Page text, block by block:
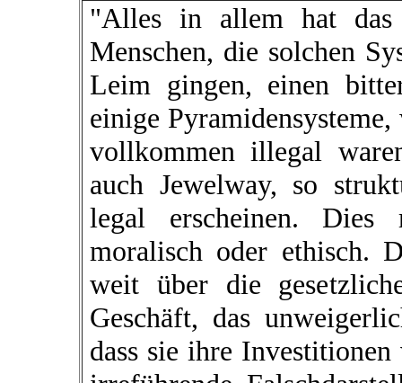
"Alles in allem hat
Menschen, die solchen
Leim gingen, einen
einige
vollkommen illegal
auch Jewelway, so
legal erscheinen. Dies
moralisch oder ethisch.
weit über die
Geschäft, das
dass sie ihre